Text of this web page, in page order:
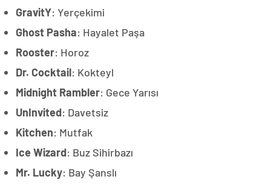
GravitY: Yerçekimi
Ghost Pasha: Hayalet Paşa
Rooster: Horoz
Dr. Cocktail: Kokteyl
Midnight Rambler: Gece Yarısı
UnInvited: Davetsiz
Kitchen: Mutfak
Ice Wizard: Buz Sihirbazı
Mr. Lucky: Bay Şanslı